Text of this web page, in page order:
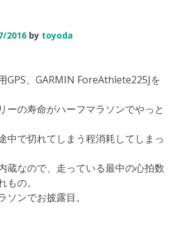
2016by toyoda
GPS、GARMIN ForeAthlete225Jを
ーの寿命がハーフマラソンでやっと
中で切れてしまう程消耗してしまっ
蔵なので、走っている最中の心拍数
の。
ソンでお披露目。